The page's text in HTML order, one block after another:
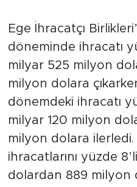
Ege İhracatçı
döneminde ihracatı
milyar 525 milyon
milyon dolara
dönemdeki ihracatı
milyar 120 milyon
milyon dolara
ihracatlarını yüzde
dolardan 889 milyon